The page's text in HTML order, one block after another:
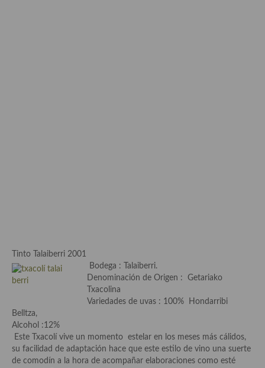
Mojos y pastas
Sales y polvos
Salsas y mojos
Adobos
Tinto Talaiberri 2001
Bodega : Talaiberri.
Denominación de Origen : Getariako
Txacolina
Variedades de uvas : 100% Hondarribi
Belltza,
Alcohol :12%
Este Txacolí vive un momento estelar en los meses más cálidos,
su facilidad de adaptación hace que este estilo de vino una suerte
de comodín a la hora de acompañar elaboraciones como esté